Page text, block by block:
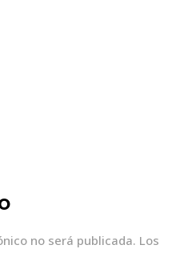
no será publicada. Los